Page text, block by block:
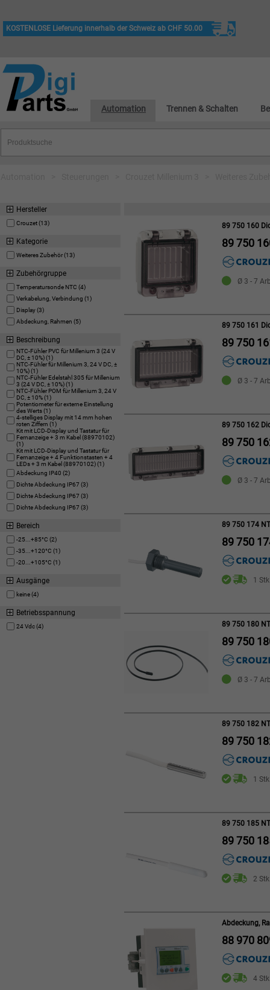
KOSTENLOSE Lieferung innerhalb der Schweiz ab CHF 50.00
Automation Trennen & Schalten
Hersteller
Crouzet (13)
Kategorie
Weiteres Zubehör (13)
Zubehörgruppe
Temperatursonde NTC (4)
Verkabelung, Verbindung (1)
Display (3)
Abdeckung, Rahmen (5)
Beschreibung
NTC-Fühler PVC für Millenium 3 (24 V
DC, ± 10%) (1)
NTC-Fühler für Millenium 3, 24 V DC, ±
10%) (1)
NTC-Fühler Edelstahl 305 für Millenium
3 (24 V DC, ± 10%) (1)
NTC-Fühler POM für Millenium 3, 24 V
DC, ± 10% (1)
Potentiometer für externe Einstellung
des Werts (1)
4-stelliges Display mit 14 mm hohen
roten Ziffern (1)
Kit mit LCD-Display und Tastatur für
Fernanzeige + 3 m Kabel (88970102)
(1)
Kit mit LCD-Display und Tastatur für
Fernanzeige + 4 Funktionstasten + 4
LEDs + 3 m Kabel (88970102) (1)
Abdeckung IP40 (2)
Dichte Abdeckung IP67 (3)
Dichte Abdeckung IP67 (3)
Dichte Abdeckung IP67 (3)
Bereich
-25...+85°C (2)
-35...+120°C (1)
-20...+105°C (1)
Ausgänge
keine (4)
Betriebsspannung
24 Vdc (4)
89 750 160
89 750
Ø 3 - 7
89 750 161
89 750
Ø 3 - 7
89 750 162
89 750
Ø 3 - 7
89 750 174
89 750
1
89 750 180
89 750
Ø 3 - 7
89 750 182
89 750
1
89 750 185
89 750
2
Abdeckung,
88 970
4